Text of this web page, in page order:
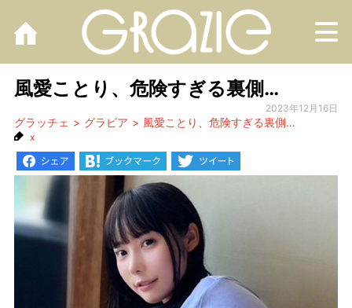
風愛ことり、危険すぎる裏側…
2023年12月16日
グラッチェ グラビア 風愛ことり、危険すぎる裏側…
x